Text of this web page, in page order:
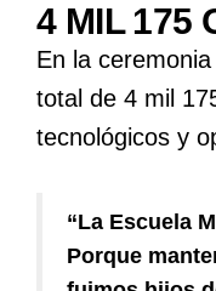
4 MIL 175
En la
total de 4 mil
tecnológicos y
“La Escuela
Porque